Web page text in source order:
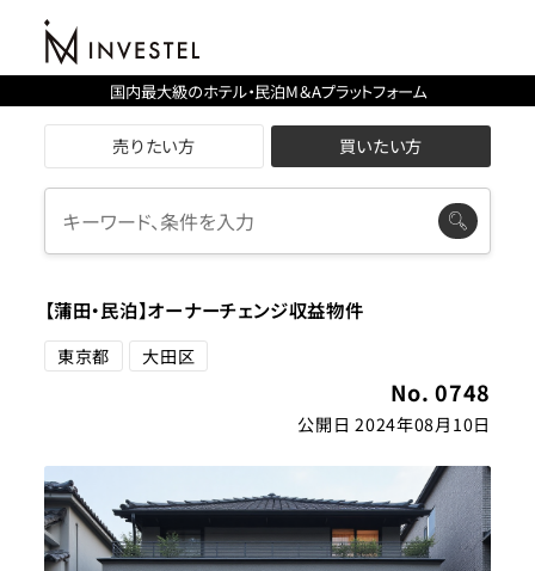
国内最大級のホテル・民泊M＆Aプラットフォーム
売りたい方 買いたい方
【蒲田・民泊】オーナーチェンジ収益物件
東京都 大田区
No. 0748
公開日 2024年08月10日